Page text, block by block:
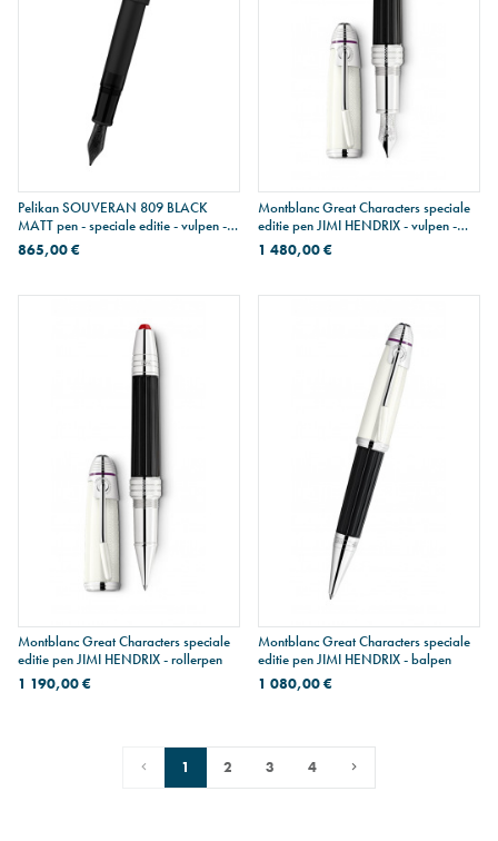
Pelikan SOUVERAN 809 BLACK
MATT pen - speciale editie - vulpen -
M penpunt
865,00 €
Montblanc Great Characters speciale
editie pen JIMI HENDRIX - vulpen -
medium penpunt
1 480,00 €
Montblanc Great Characters speciale
editie pen JIMI HENDRIX - rollerpen
1 190,00 €
Montblanc Great Characters speciale
editie pen JIMI HENDRIX - balpen
1 080,00 €
1 2 3 4